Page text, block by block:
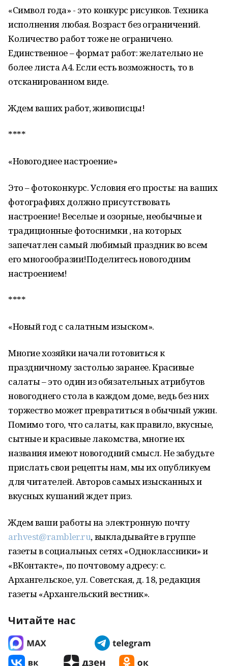
«Символ года» - это конкурс рисунков. Техника
исполнения любая. Возраст без ограничений.
Количество работ тоже не ограничено.
Единственное – формат работ: желательно не
более листа А4. Если есть возможность, то в
отсканированном виде.
Ждем ваших работ, живописцы!
****
«Новогоднее настроение»
Это – фотоконкурс. Условия его просты: на ваших
фотографиях должно присутствовать
настроение! Веселые и озорные, необычные и
традиционные фотоснимки , на которых
запечатлен самый любимый праздник во всем
его многообразии!Поделитесь новогодним
настроением!
****
«Новый год с салатным изыском».
Многие хозяйки начали готовиться к
праздничному застолью заранее. Красивые
салаты – это один из обязательных атрибутов
новогоднего стола в каждом доме, ведь без них
торжество может превратиться в обычный ужин.
Помимо того, что салаты, как правило, вкусные,
сытные и красивые лакомства, многие их
названия имеют новогодний смысл. Не забудьте
прислать свои рецепты нам, мы их опубликуем
для читателей. Авторов самых изысканных и
вкусных кушаний ждет приз.
Ждем ваши работы на электронную почту
arhvest@rambler.ru, выкладывайте в группе
газеты в социальных сетях «Одноклассники» и
«ВКонтакте», по почтовому адресу: с.
Архангельское, ул. Советская, д. 18, редакция
газеты «Архангельский вестник».
Читайте нас